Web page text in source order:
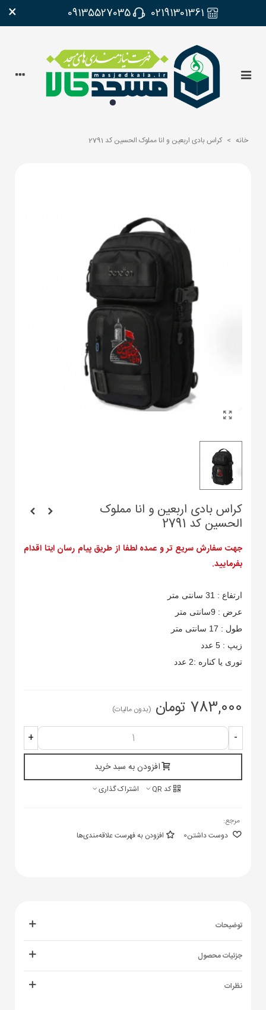
02191301361
09135527035
×
خانه > کراس بادی اربعین و انا مملوک الحسین کد 2791
کراس بادی اربعین و انا مملوک
الحسین کد 2791
جهت سفارش سریع تر و عمده لطفا از طریق پیام رسان ایتا اقدام
بفرمایید.
ارتفاع : 31 سانتی متر
عرض : 9سانتی متر
طول : 17 سانتی متر
زیپ : 5 عدد
توری یا کناره :2 عدد
783,000 تومان (بدون مالیات)
-
+
افزودن به سبد خرید
کد QR اشتراک گذاری
مرجع:
دوست داشتن0 افزودن به فهرست علاقه‌مندی‌ها
توضیحات
جزئیات محصول
نظرات